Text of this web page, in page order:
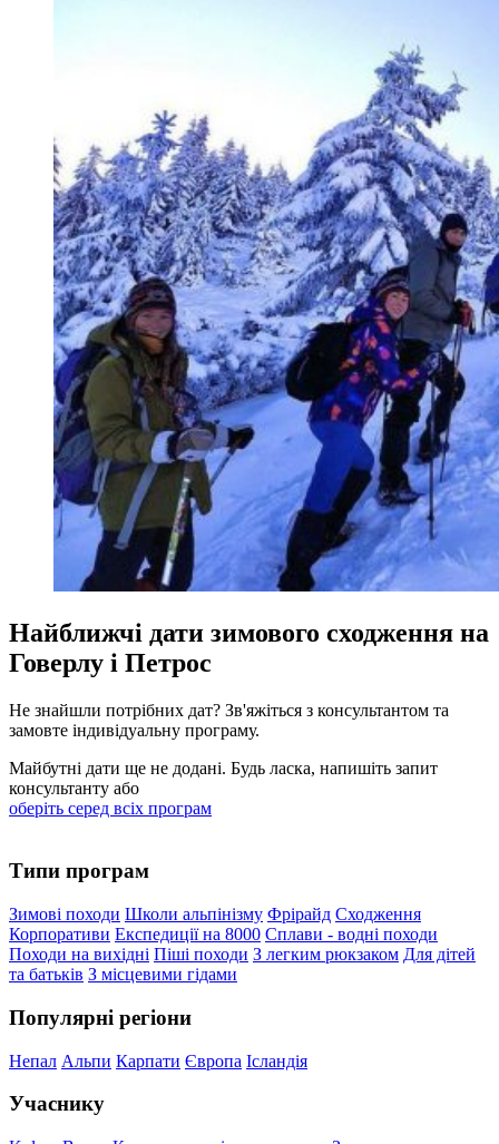
Найближчі дати зимового сходження на
Говерлу і Петрос
Не знайшли потрібних дат? Зв'яжіться з консультантом та
замовте індивідуальну програму.
Майбутні дати ще не додані. Будь ласка, напишіть запит
консультанту або
оберіть серед всіх програм
Типи програм
Зимові походи Школи альпінізму Фрірайд Сходження
Корпоративи Експедиції на 8000 Сплави - водні походи
Походи на вихідні Піші походи З легким рюкзаком Для дітей
та батьків З місцевими гідами
Популярні регіони
Непал Альпи Карпати Європа Ісландія
Учаснику